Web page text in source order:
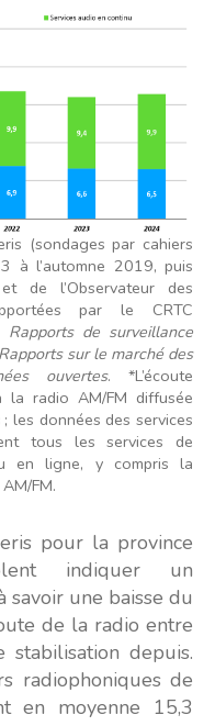
(sondages par cahiers
à l’automne 2019, puis
de l’Observateur des
par le CRTC
Rapports de surveillance
Rapports sur le marché des
ouvertes. *L’écoute
la radio AM/FM diffusée
les données des services
tous les services de
en ligne, y compris la
FM.
pour la province
indiquer un
savoir une baisse du
de la radio entre
depuis.
radiophoniques de
en moyenne 15,3